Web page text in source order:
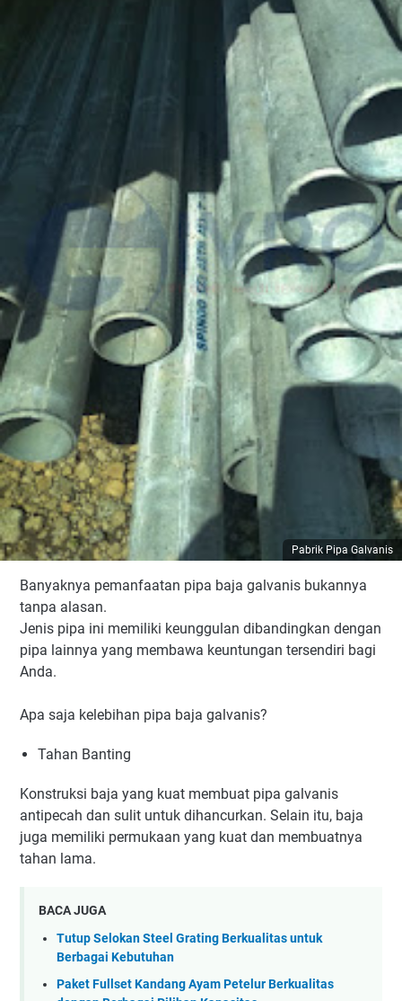
Pabrik Pipa Galvanis
Banyaknya pemanfaatan pipa baja galvanis bukannya
tanpa alasan.
Jenis pipa ini memiliki keunggulan dibandingkan dengan
pipa lainnya yang membawa keuntungan tersendiri bagi
Anda.
Apa saja kelebihan pipa baja galvanis?
Tahan Banting
Konstruksi baja yang kuat membuat pipa galvanis
antipecah dan sulit untuk dihancurkan. Selain itu, baja
juga memiliki permukaan yang kuat dan membuatnya
tahan lama.
BACA JUGA
Tutup Selokan Steel Grating Berkualitas untuk
Berbagai Kebutuhan
Paket Fullset Kandang Ayam Petelur Berkualitas